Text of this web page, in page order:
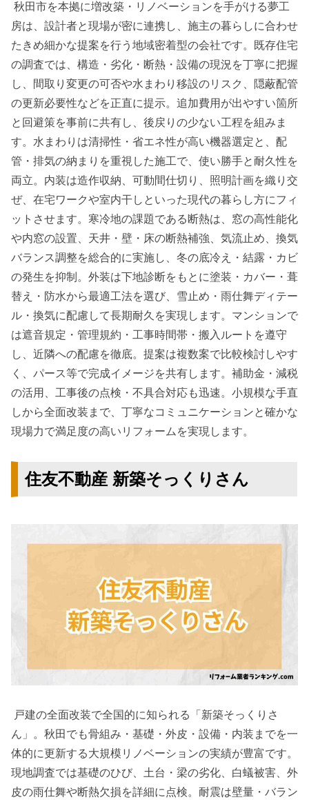
秋田市を本拠に増改築・リノベーションを手がける夢工
房は、設計者と現場が密に連携し、施主の暮らしに合わせ
たきめ細かな提案を行う地域密着型の会社です。既存住宅
の調査では、構造・劣化・断熱・設備の現況を丁寧に把握
し、間取り変更の可否や水まわり移設のリスク、隠蔽配管
の更新必要性などを正直に提示。追加費用が出やすい箇所
と回避策を事前に共有し、後戻りの少ない工程を組みま
す。水まわりは清掃性・省エネ性が高い機器選定と、配
管・排気の納まりを重視した施工で、使い勝手と耐久性を
両立。内装は造作収納、可動間仕切り、照明計画を織り交
ぜ、在宅ワークや室内干しといった現代の暮らし方にフィ
ットさせます。寒冷地の課題である断熱は、窓の高性能化
や内窓の設置、天井・壁・床の断熱補強、気流止め、換気
バランス調整を総合的に実施し、冬の底冷え・結露・カビ
の発生を抑制。外装は下地診断をもとに塗装・カバー・葺
替え・防水から最適工法を選び、雪止め・雨仕舞ディテー
ル・換気に配慮して長期耐久を実現します。マンションで
は遮音規定・管理規約・工事時間帯・搬入ルートを遵守
し、近隣への配慮を徹底。提案は複数案で比較検討しやす
く、パース等で完成イメージを共有します。補助金・減税
の活用、工事後の点検・不具合対応も迅速。小規模な手直
しから全面改装まで、丁寧なコミュニケーションと確かな
現場力で満足度の高いリフォームを実現します。
住友不動産 新築そっくりさん
戸建の全面改装で全国的に知られる「新築そっくりさ
ん」。秋田でも骨組み・基礎・外皮・設備・内装までを一
体的に更新する大規模リノベーションの実績が豊富です。
現地調査では基礎のひび、土台・梁の劣化、白蟻被害、外
皮の雨仕舞や断熱欠損を詳細に点検。耐震は壁量・バラン